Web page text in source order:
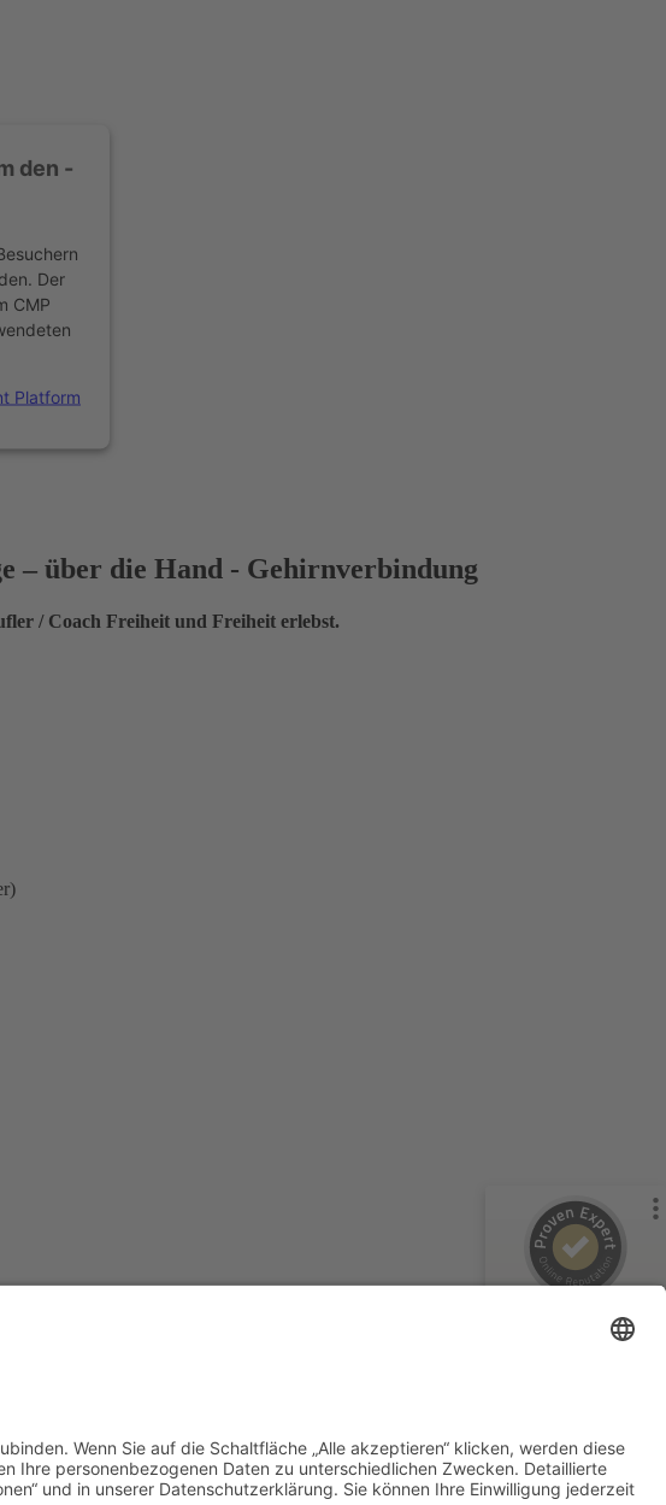
den -
Der
CMP
Platform
– über die Hand - Gehirnverbindung
/ Coach Freiheit und Freiheit erlebst.
SEHR GUT
52Kundenbewertungen
Authentizität
35
Bewertungen auf
ProvenExpert.com
anderen Quellen
Die Ausbildung bei der Palmtherapy
Academy unter Christian und Jana Jäger ist
ein wirklich außergewöhnliches...